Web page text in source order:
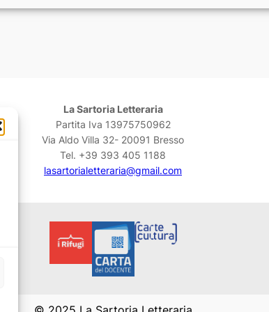
La Sartoria Letteraria
Partita Iva 13975750962
Via Aldo Villa 32- 20091 Bresso
Tel. +39 393 405 1188
lasartorialetteraria@gmail.com